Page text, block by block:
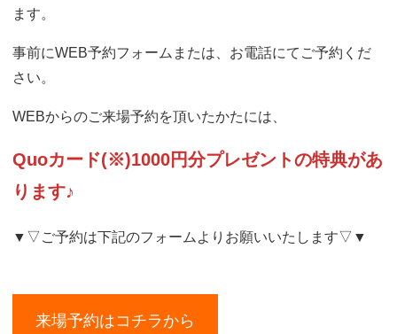
ます。
事前にWEB予約フォームまたは、お電話にてご予約くだ
さい。
WEBからのご来場予約を頂いたかたには、
Quoカード(※)1000円分プレゼントの特典があ
ります♪
▼▽ご予約は下記のフォームよりお願いいたします▽▼
来場予約はコチラから